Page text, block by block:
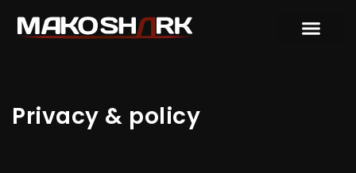
Privacy & policy